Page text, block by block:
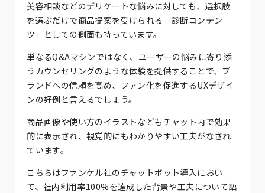
美容相談などのデリケートな悩みに対しても、選択肢
を選ぶだけで商品提案を受けられる「診断コンテン
ツ」としての側面も持っています。
単なるQ&Aマシンではなく、ユーザーの悩みに寄り添
うカウンセリングのような体験を提供することで、ブ
ランドへの信頼を高め、ファン化を促進するUXデザイ
ンの好例と言えるでしょう。
商品画像や使い方のイラストなどもチャット内で効果
的に表示され、視覚的にもわかりやすい工夫がなされ
ています。
こちらはファンケル社のチャットボット導入におい
て、社内利用率100%を達成した背景や工夫について語